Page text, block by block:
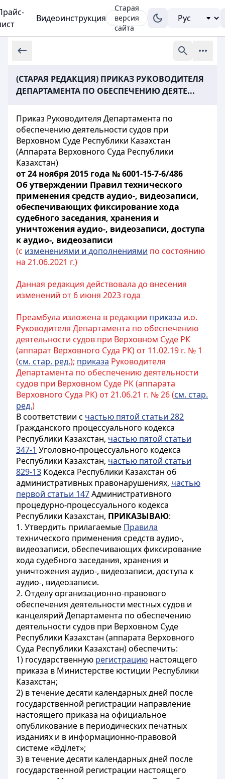
Видеоинструкция
Старая
версия
сайта
(СТАРАЯ РЕДАКЦИЯ) ПРИКАЗ РУКОВОДИТЕЛЯ
ДЕПАРТАМЕНТА ПО ОБЕСПЕЧЕНИЮ ДЕЯТЕ...
Приказ Руководителя Департамента по
обеспечению деятельности судов при
Верховном Суде Республики Казахстан
(Аппарата Верховного Суда Республики
Казахстан)
от 24 ноября 2015 года № 6001-15-7-6/486
Об утверждении Правил технического
применения средств аудио-, видеозаписи,
обеспечивающих фиксирование хода
судебного заседания, хранения и
уничтожения аудио-, видеозаписи, доступа
к аудио-, видеозаписи
(с изменениями и дополнениями по состоянию
на 21.06.2021 г.)
Данная редакция действовала до внесения
изменений от 6 июня 2023 года
Преамбула изложена в редакции приказа и.о.
Руководителя Департамента по обеспечению
деятельности судов при Верховном Суде РК
(аппарат Верховного Суда РК) от 11.02.19 г. № 1
(см. стар. ред.); приказа Руководителя
Департамента по обеспечению деятельности
судов при Верховном Суде РК (аппарата
Верховного Суда РК) от 21.06.21 г. № 26 (см. стар.
ред.)
В соответствии с частью пятой статьи 282
Гражданского процессуального кодекса
Республики Казахстан, частью пятой статьи
347-1 Уголовно-процессуального кодекса
Республики Казахстан, частью пятой статьи
829-13 Кодекса Республики Казахстан об
административных правонарушениях, частью
первой статьи 147Административного
процедурно-процессуального кодекса
Республики Казахстан, ПРИКАЗЫВАЮ:
1. Утвердить прилагаемые Правила
технического применения средств аудио-,
видеозаписи, обеспечивающих фиксирование
хода судебного заседания, хранения и
уничтожения аудио-, видеозаписи, доступа к
аудио-, видеозаписи.
2. Отделу организационно-правового
обеспечения деятельности местных судов и
канцелярий Департамента по обеспечению
деятельности судов при Верховном Суде
Республики Казахстан (аппарата Верховного
Суда Республики Казахстан) обеспечить:
1) государственную регистрацию настоящего
приказа в Министерстве юстиции Республики
Казахстан;
2) в течение десяти календарных дней после
государственной регистрации направление
настоящего приказа на официальное
опубликование в периодических печатных
изданиях и в информационно-правовой
системе «Әділет»;
3) в течение десяти календарных дней после
государственной регистрации настоящего